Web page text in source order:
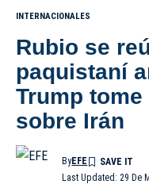
INTERNACIONALES
Rubio se
paquistaní
Trump
sobre Irán
Last Updated: 29 De
ByEFE